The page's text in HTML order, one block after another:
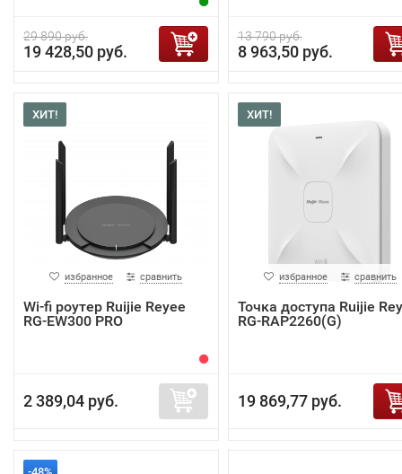
29 890 руб.
19 428,50 руб.
13 790 руб.
8 963,50 руб.
ХИТ!
избранное сравнить
Wi-fi роутер Ruijie Reyee
RG-EW300 PRO
2 389,04 руб.
ХИТ!
избранное сравнить
Точка доступа Ruijie
RG-RAP2260(G)
19 869,77 руб.